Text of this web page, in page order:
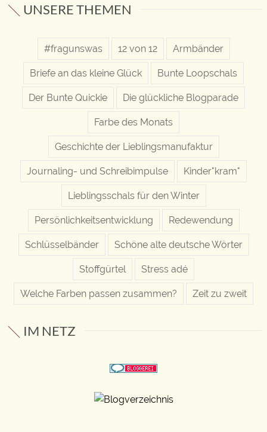
UNSERE THEMEN
#fragunswas 12 von 12 Armbänder
Briefe an das kleine Glück Bunte Loopschals
Der Bunte Quickie Die glückliche Blogparade
Farbe des Monats
Geschichte der Lieblingsmanufaktur
Journaling- und Schreibimpulse Kinder"kram"
Lieblingsschals für den Winter
Persönlichkeitsentwicklung Redewendung
Schlüsselbänder Schöne alte deutsche Wörter
Stoffgürtel Stress adé
Welche Farben passen zusammen? Zeit zu zweit
IM NETZ